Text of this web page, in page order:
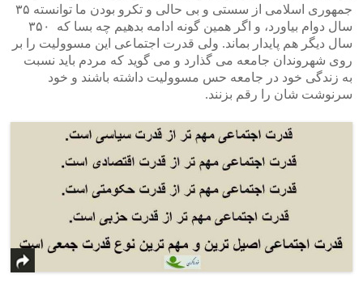
جمهوری اسلامی از سستی و بی حالی و تکرو بودن ما توانسته ۳۵
سال دوام بیاورد، و اگر همین گونه ادامه بدهیم چه بسا که ۳۵۰
سال دیگر هم پایدار بماند. ولی قدرت اجتماعی این مسوولیت را بر
روی شهروندان جامعه می گذارد و می گوید که مردم باید نسبت
به زندگی خود در جامعه حس مسوولیت داشته باشند و خود
سرنوشت شان را رقم بزنند.
<
>